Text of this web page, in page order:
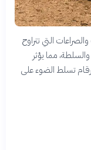
التي تتراوح
والسلطة، مما يؤثر
تسلط الضوء على